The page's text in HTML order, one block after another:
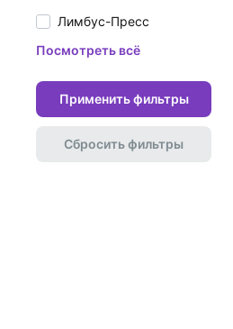
Лимбус-Пресс
Посмотреть всё
Применить фильтры
Сбросить фильтры